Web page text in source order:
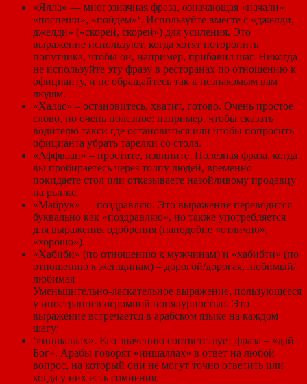
«Ялла» — многозначная фраза, означающая «начали»,
«поспеши», «пойдем»‘. Используйте вместе с «джелди,
джелди» («скорей, скорей») для усиления. Это
выражение используют, когда хотят поторопить
попутчика, чтобы он, например, прибавил шаг. Никогда
не используйте эту фразу в ресторанах по отношению к
официанту, и не обращайтесь так к незнакомым вам
людям.
«Халас» – остановитесь, хватит, готово. Очень простое
слово, но очень полезное: например, чтобы сказать
водителю такси где остановиться или чтобы попросить
официанта убрать тарелки со стола.
«Аффваан» – простите, извините. Полезная фраза, когда
вы пробираетесь через толпу людей, временно
покидаете стол или отказываете назойливому продавцу
на рынке.
«Мабрук» — поздравляю. Это выражение переводится
буквально как «поздравляю», но также употребляется
для выражения одобрения (наподобие «отлично»,
«хорошо»).
«Хабиби» (по отношению к мужчинам) и «хабибти» (по
отношению к женщинам) – дорогой/дорогая, любимый/
любимая
Уменьшительно-ласкательное выражение, пользующееся
у иностранцев огромной попялурностью. Это
выражение встречается в арабском языке на каждом
шагу:
‘»иншаллах». Его значению соответствует фраза – «дай
Бог». Арабы говорят «иншаллах» в ответ на любой
вопрос, на который они не могут точно ответить или
когда у них есть сомнения.